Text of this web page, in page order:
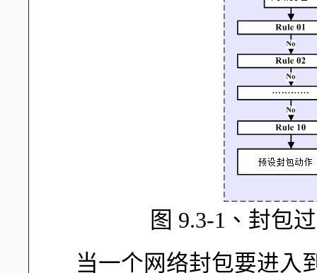
图 9.3-1、封包
当一个网络封包要进入